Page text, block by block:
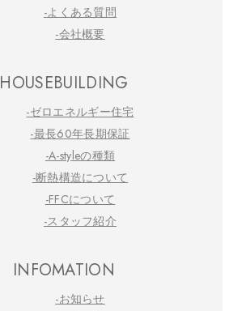
-よくある質問
-会社概要
HOUSEBUILDING
-ゼロエネルギー住宅
-最長60年長期保証
-A-styleの種類
-断熱構造について
-FFCについて
-スタッフ紹介
INFOMATION
-お知らせ